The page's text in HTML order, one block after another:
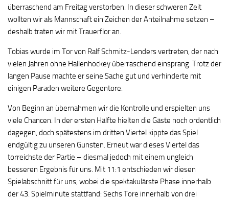
überraschend am Freitag verstorben. In dieser schweren Zeit
wollten wir als Mannschaft ein Zeichen der Anteilnahme setzen –
deshalb traten wir mit Trauerflor an.
Tobias wurde im Tor von Ralf Schmitz-Lenders vertreten, der nach
vielen Jahren ohne Hallenhockey überraschend einsprang. Trotz der
langen Pause machte er seine Sache gut und verhinderte mit
einigen Paraden weitere Gegentore.
Von Beginn an übernahmen wir die Kontrolle und erspielten uns
viele Chancen. In der ersten Hälfte hielten die Gäste noch ordentlich
dagegen, doch spätestens im dritten Viertel kippte das Spiel
endgültig zu unseren Gunsten. Erneut war dieses Viertel das
torreichste der Partie – diesmal jedoch mit einem ungleich
besseren Ergebnis für uns. Mit 11:1 entschieden wir diesen
Spielabschnitt für uns, wobei die spektakulärste Phase innerhalb
der 43. Spielminute stattfand: Sechs Tore innerhalb von drei